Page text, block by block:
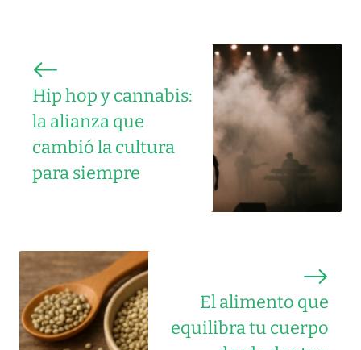
Hip hop y cannabis:
la alianza que
cambió la cultura
para siempre
El alimento que
equilibra tu cuerpo